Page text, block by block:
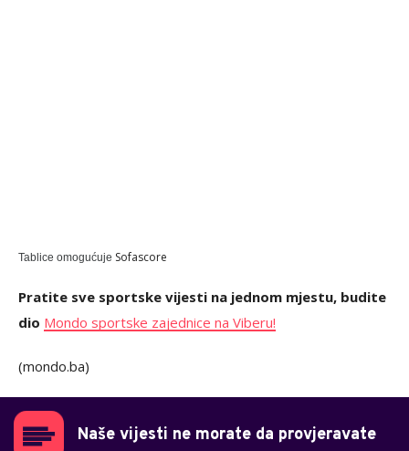
Tablice omogućuje Sofascore
Pratite sve sportske vijesti na jednom mjestu, budite
dio Mondo sportske zajednice na Viberu!
(mondo.ba)
Naše vijesti ne morate da provjeravate